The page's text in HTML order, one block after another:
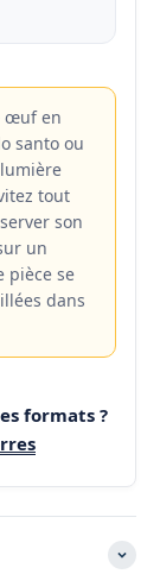
œuf en
santo ou
tout
son
un
pièce se
dans
formats ?